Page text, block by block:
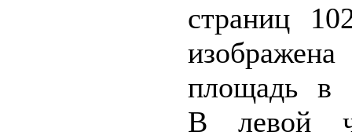
страниц
площадь в
В левой